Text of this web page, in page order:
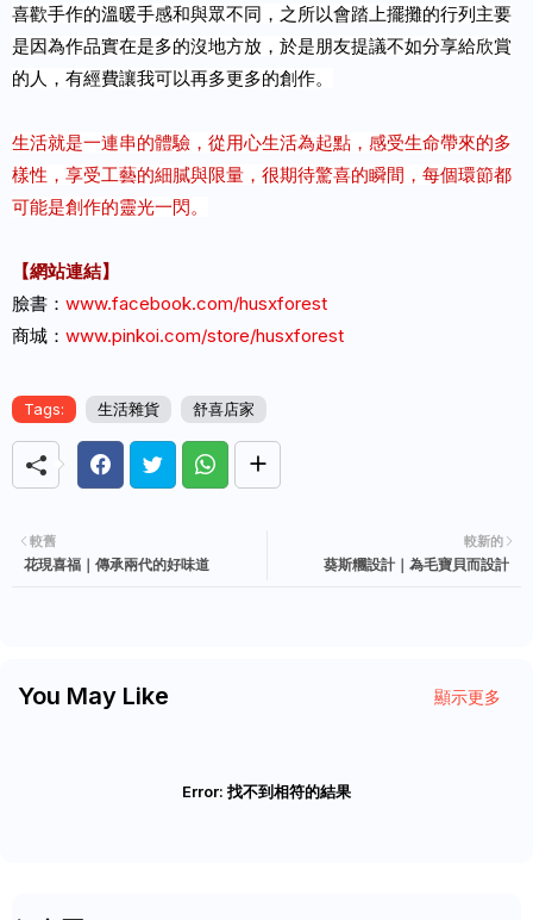
喜歡手作的溫暖手感和與眾不同， 之所以會踏上擺攤的行列主要
是因為作品實在是多的沒地方放， 於是朋友提議不如分享給欣賞
的人，有經費讓我可以再多更多的創作。
生活就是一連串的體驗， 從用心生活為起點， 感受生命帶來的多
樣性， 享受工藝的細膩與限量， 很期待驚喜的瞬間， 每個環節都
可能是創作的靈光一閃。
【網站連結】
臉書： www.facebook.com/husxforest
商城： www.pinkoi.com/store/husxforest
Tags: 生活雜貨 舒喜店家
較新的
葵斯糰設計｜為毛寶貝而設計
較舊
花現喜福｜傳承兩代的好味道
You May Like 顯示更多
Error: 找不到相符的結果